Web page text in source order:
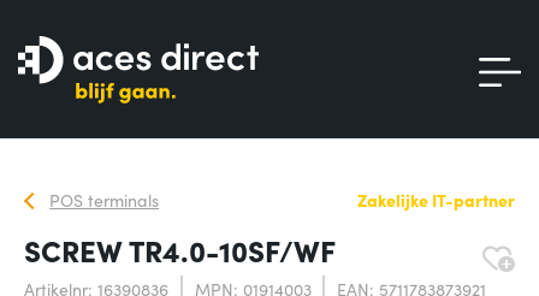
POS terminals Zakelijke IT-partner
SCREW TR4.0-10SF/WF
Artikelnr: 16390836 MPN: 01914003 EAN: 5711783873921